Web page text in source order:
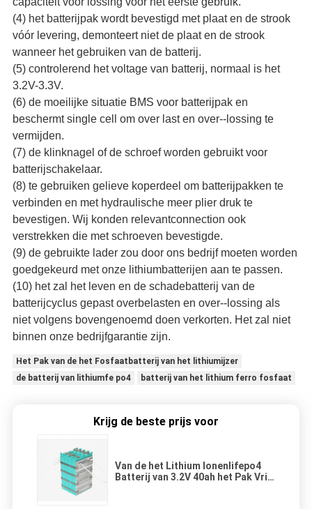
(4) het batterijpak wordt bevestigd met plaat en de strook
vóór levering, demonteert niet de plaat en de strook
wanneer het gebruiken van de batterij.
(5) controlerend het voltage van batterij, normaal is het
3.2V-3.3V.
(6) de moeilijke situatie BMS voor batterijpak en
beschermt single cell om over last en over--lossing te
vermijden.
(7) de klinknagel of de schroef worden gebruikt voor
batterijschakelaar.
(8) te gebruiken gelieve koperdeel om batterijpakken te
verbinden en met hydraulische meer plier druk te
bevestigen. Wij konden relevantconnection ook
verstrekken die met schroeven bevestigde.
(9) de gebruikte lader zou door ons bedrijf moeten worden
goedgekeurd met onze lithiumbatterijen aan te passen.
(10) het zal het leven en de schadebatterij van de
batterijcyclus gepast overbelasten en over--lossing als
niet volgens bovengenoemd doen verkorten. Het zal niet
binnen onze bedrijfgarantie zijn.
Het Pak van de het Fosfaatbatterij van het lithiumijzer
de batterij van lithiumfe po4
batterij van het lithium ferro fosfaat
Krijg de beste prijs voor
Van de het Lithium Ionenlifepo4
Batterij van 3.2V 40ah het Pak Vrij